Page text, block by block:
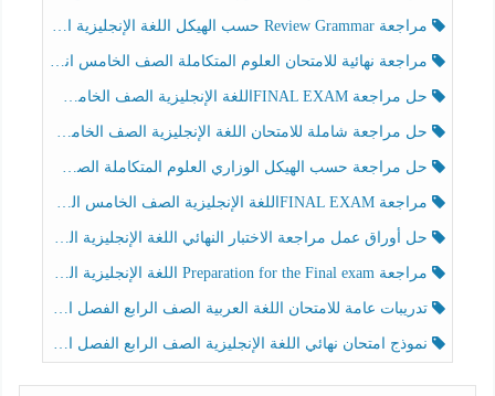
مراجعة Review Grammar حسب الهيكل اللغة الإنجليزية الصف الخامس الفصل الثالث
مراجعة نهائية للامتحان العلوم المتكاملة الصف الخامس انسبير الفصل الثالث
حل مراجعة FINAL EXAMاللغة الإنجليزية الصف الخامس الفصل الثالث
حل مراجعة شاملة للامتحان اللغة الإنجليزية الصف الخامس الفصل الثالث
حل مراجعة حسب الهيكل الوزاري العلوم المتكاملة الصف الخامس عام الفصل الثالث
مراجعة FINAL EXAMاللغة الإنجليزية الصف الخامس الفصل الثالث
حل أوراق عمل مراجعة الاختبار النهائي اللغة الإنجليزية الصف الرابع الفصل الثالث
مراجعة Preparation for the Final exam اللغة الإنجليزية الصف الرابع الفصل الثالث
تدريبات عامة للامتحان اللغة العربية الصف الرابع الفصل الثالث
نموذج امتحان نهائي اللغة الإنجليزية الصف الرابع الفصل الثالث